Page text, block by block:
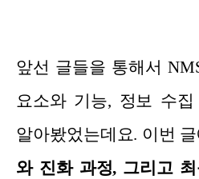
앞선 글들을 통해서
요소와 기능, 정보 수
알아봤었는데요. 이번
와 진화 과정, 그리고